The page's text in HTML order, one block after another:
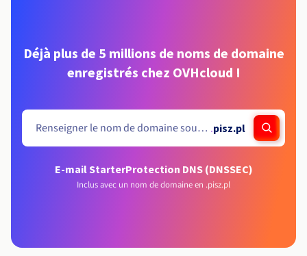
Déjà plus de 5 millions de noms de domaine
enregistrés chez OVHcloud !
.pisz.pl
E-mail StarterProtection DNS (DNSSEC)
Inclus avec un nom de domaine en .pisz.pl